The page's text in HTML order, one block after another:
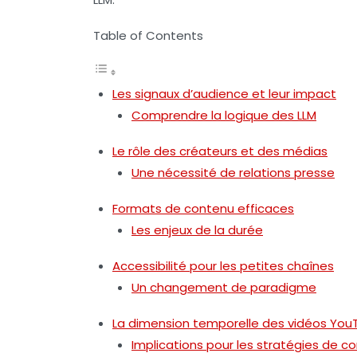
Table of Contents
Les signaux d’audience et leur impact
Comprendre la logique des LLM
Le rôle des créateurs et des médias
Une nécessité de relations presse
Formats de contenu efficaces
Les enjeux de la durée
Accessibilité pour les petites chaînes
Un changement de paradigme
La dimension temporelle des vidéos
Implications pour les stratégies de